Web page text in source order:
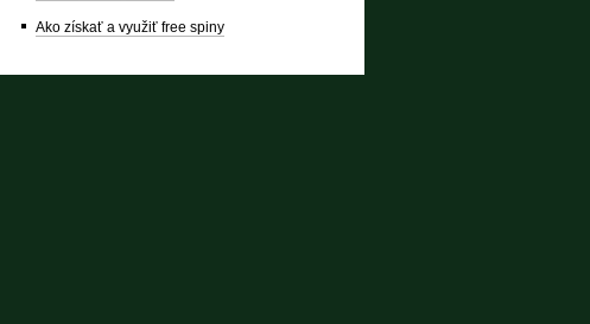
Ako získať a využiť free spiny